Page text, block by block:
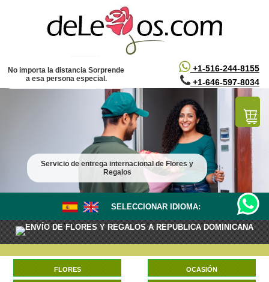
+1-516-244-8155
+1-646-597-8034
No importa la distancia Sorprende
a esa persona especial.
Servicio de entrega internacional de Flores y
Regalos
SELECCIONAR IDIOMA:
ENVÍO DE FLORES Y REGALOS A REPUBLICA DOMINICANA
FLORES OCASIÓN